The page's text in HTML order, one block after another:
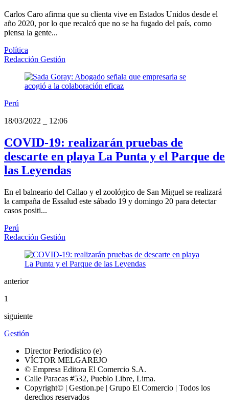
Carlos Caro afirma que su clienta vive en Estados Unidos desde el
año 2020, por lo que recalcó que no se ha fugado del país, como
piensa la gente...
Política
Redacción Gestión
Perú
18/03/2022
12:06
COVID-19: realizarán pruebas de
descarte en playa La Punta y el Parque de
las Leyendas
En el balneario del Callao y el zoológico de San Miguel se realizará
la campaña de Essalud este sábado 19 y domingo 20 para detectar
casos positi...
Perú
Redacción Gestión
anterior
1
siguiente
Gestión
Director Periodístico (e)
VÍCTOR MELGAREJO
© Empresa Editora El Comercio S.A.
Calle Paracas #532, Pueblo Libre, Lima.
Copyright© | Gestion.pe | Grupo El Comercio | Todos los
derechos reservados